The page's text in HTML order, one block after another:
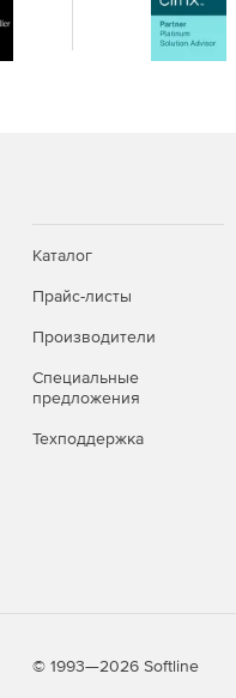
Каталог
Прайс-листы
Производители
Специальные
предложения
Техподдержка
© 1993—2026 Softline